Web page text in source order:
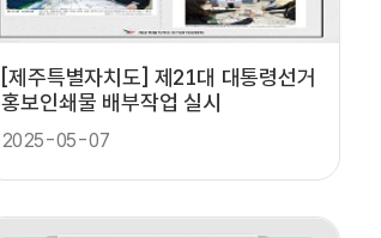
[제주특별자치도] 제21대 대통령선거
홍보인쇄물 배부작업 실시
2025-05-07